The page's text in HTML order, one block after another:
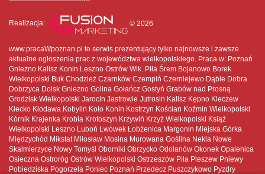
Realizacja: © 2026
www.pracaWpoznan.pl to serwis prezentujący tylko najnowsze i zawsze
aktualne ogłoszenia prac z województwa wielkopolskiego. Praca w: Poznań
Gniezno Kalisz Konin Leszno Ostrów Wlk. Piła Śrem Bojanowo Borek
Wielkopolski Buk Chodzież Czarnków Czempiń Czerniejewo Dąbie Dobra
Dobrzyca Dolsk Gniezno Golina Gołańcz Gostyń Grabów nad Prosną
Grodzisk Wielkopolski Jarocin Jastrowie Jutrosin Kalisz Kępno Kleczew
Kłecko Kłodawa Kobylin Koło Konin Kostrzyn Kościan Koźmin Wielkopolski
Kórnik Krajenka Krobia Krotoszyn Krzywiń Krzyż Wielkopolski Książ
Wielkopolski Leszno Luboń Lwówek Łobżenica Margonin Miejska Górka
Międzychód Mikstat Miłosław Mosina Murowana Goślina Nekla Nowe
Skalmierzyce Nowy Tomyśl Oborniki Obrzycko Odolanów Okonek Opalenica
Osieczna Ostroróg Ostrów Wielkopolski Ostrzeszów Piła Pleszew Pniewy
Pobiedziska Pogorzela Poniec Poznań Przedecz Puszczykowo Pyzdry